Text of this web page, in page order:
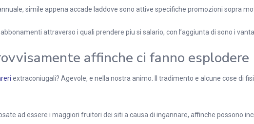
simile appena accade laddove sono attive specifiche promozioni sopra
attraverso i quali prendere piu si salario, con l’aggiunta di sono i
affinche ci fanno esplodere
extraconiugali? Agevole, e nella nostra animo. Il tradimento e alcune cose di
ad essere i maggiori fruitori dei siti a causa di ingannare, affinche possono